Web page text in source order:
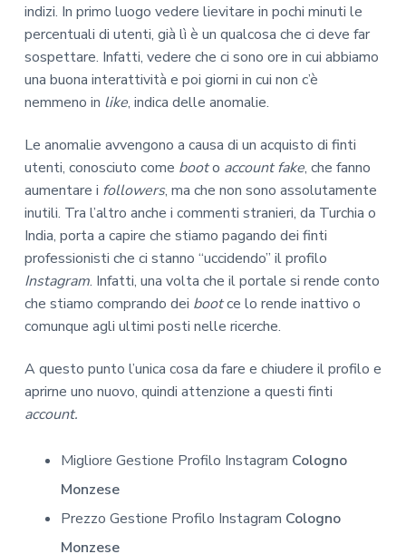
indizi. In primo luogo vedere lievitare in pochi minuti le
percentuali di utenti, già lì è un qualcosa che ci deve far
sospettare. Infatti, vedere che ci sono ore in cui abbiamo
una buona interattività e poi giorni in cui non c’è
nemmeno in like, indica delle anomalie.
Le anomalie avvengono a causa di un acquisto di finti
utenti, conosciuto come booto account fake, che fanno
aumentare i followers, ma che non sono assolutamente
inutili. Tra l’altro anche i commenti stranieri, da Turchia o
India, porta a capire che stiamo pagando dei finti
professionisti che ci stanno “uccidendo” il profilo
Instagram. Infatti, una volta che il portale si rende conto
che stiamo comprando dei bootce lo rende inattivo o
comunque agli ultimi posti nelle ricerche.
A questo punto l’unica cosa da fare e chiudere il profilo e
aprirne uno nuovo, quindi attenzione a questi finti
account.
Migliore Gestione Profilo Instagram Cologno
Monzese
Prezzo Gestione Profilo Instagram Cologno
Monzese